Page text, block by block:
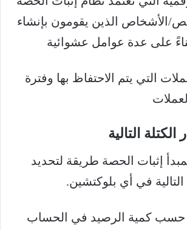
الأشخاص الذين يقومون بإنشاء
بناءً على عدة عوامل عشوائية
التي يتم الاحتفاظ بها وفترة
التالية
إثبات الحصة طريقة لتحديد
التالية في أي بلوكتشين.
حسب كمية الرصيد في الحساب